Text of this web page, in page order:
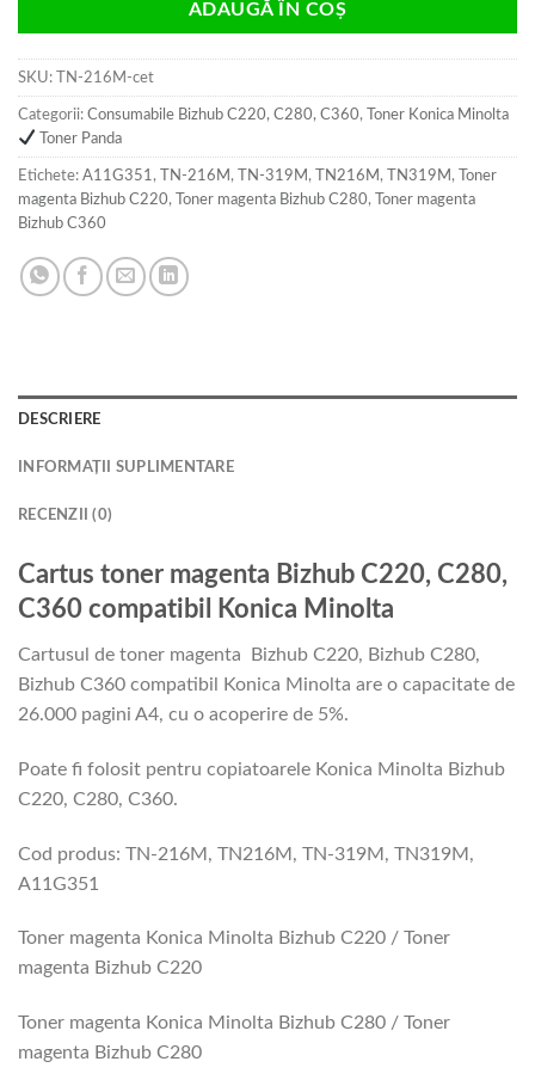
ADAUGĂ ÎN COȘ
SKU: TN-216M-cet
Categorii: Consumabile Bizhub C220, C280, C360,
Toner Konica Minolta
Toner Panda
Etichete: A11G351 , TN-216M , TN-319M , TN216M , TN319M ,
Toner
magenta Bizhub C220, Toner magenta Bizhub C280,
Toner magenta
Bizhub C360
DESCRIERE
INFORMAȚII SUPLIMENTARE
RECENZII (0)
Cartus toner magenta Bizhub C220, C280,
C360 compatibil Konica Minolta
Cartusul de toner magenta Bizhub C220, Bizhub C280,
Bizhub C360 compatibil Konica Minolta are o capacitate de
26.000 pagini A4, cu o acoperire de 5%.
Poate fi folosit pentru copiatoarele Konica Minolta Bizhub
C220, C280, C360.
Cod produs: TN-216M, TN216M, TN-319M, TN319M,
A11G351
Toner magenta Konica Minolta Bizhub C220 / Toner
magenta Bizhub C220
Toner magenta Konica Minolta Bizhub C280 / Toner
magenta Bizhub C280